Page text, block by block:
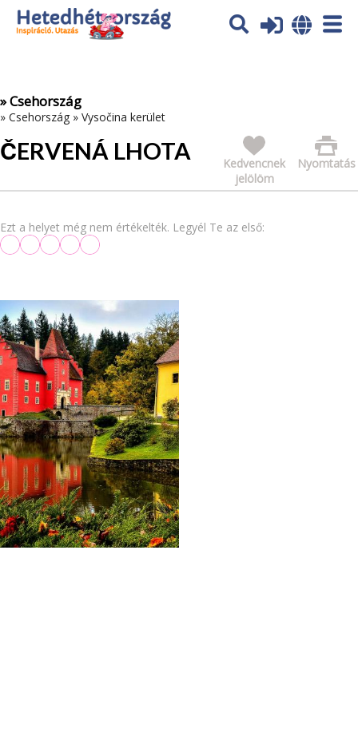
Az oldal sütiket (cookies) használ. További tájékoztatás itt:
Adatvédelmi tájékoztató
» Csehország
» Csehország » Vysočina kerület
ČERVENÁ LHOTA Nyomtatás
Kedvencnek
jelölöm
Ezt a helyet még nem értékelték. Legyél Te az első: